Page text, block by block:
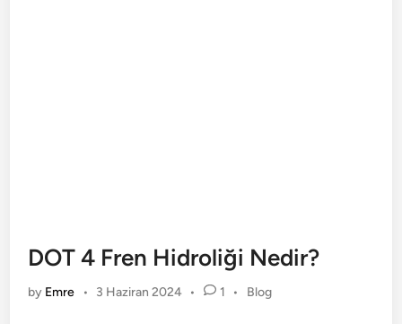
DOT 4 Fren Hidroliği Nedir?
by Emre • 3 Haziran 2024 • 1 •
Posted
Blog